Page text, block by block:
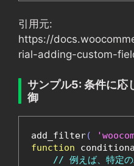
引用元:
https://
rial-adding-custom-
サンプル5: 条件に応
御
add_filter(
function
// 例えば、特定の